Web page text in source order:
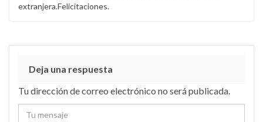
extranjera.Felicitaciones.
Deja una respuesta
Tu dirección de correo electrónico no será publicada.